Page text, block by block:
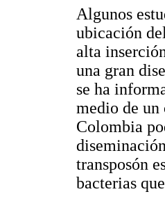
Algunos
ubicación
alta
una gran
se ha
medio de un
Colombia
transposón
bacterias